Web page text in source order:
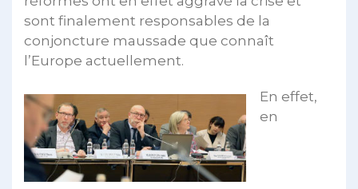
sont finalement responsables de la
conjoncture maussade que connaît
l’Europe actuellement.
En effet,
en